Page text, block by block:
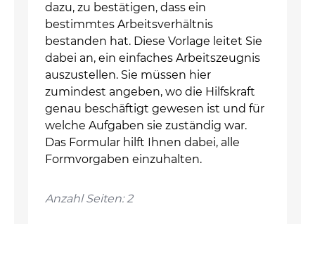
dazu, zu bestätigen, dass ein
bestimmtes Arbeitsverhältnis
bestanden hat. Diese Vorlage leitet Sie
dabei an, ein einfaches Arbeitszeugnis
auszustellen. Sie müssen hier
zumindest angeben, wo die Hilfskraft
genau beschäftigt gewesen ist und für
welche Aufgaben sie zuständig war.
Das Formular hilft Ihnen dabei, alle
Formvorgaben einzuhalten.
Anzahl Seiten: 2